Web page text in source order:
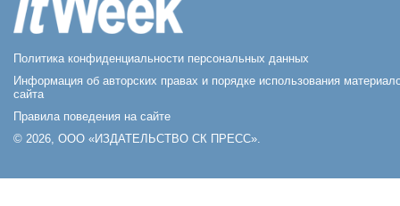
Политика конфиденциальности персональных данных
Информация об авторских правах и порядке использования
сайта
Правила поведения на сайте
© 2026, ООО «ИЗДАТЕЛЬСТВО СК ПРЕСС».